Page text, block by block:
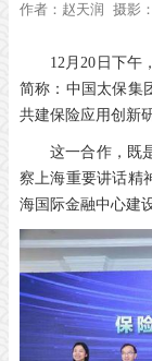
作者： 赵天润 摄影：
12月20日下午
简称：中国太保集
共建保险应用创新
这一合作，既
察上海重要讲话精
海国际金融中心建